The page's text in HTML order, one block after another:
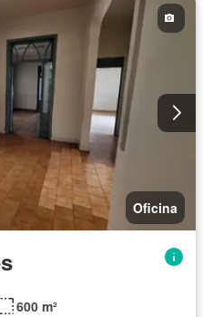
Oficina
600 m²